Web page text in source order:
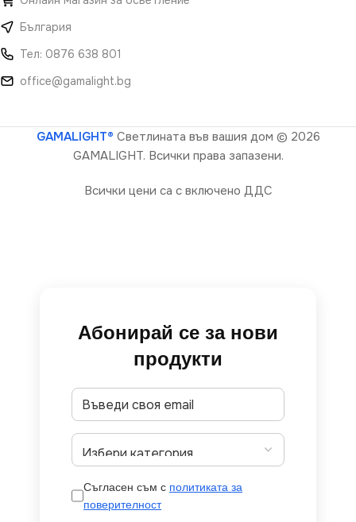
България
Тел: 0876 638 801
office@gamalight.bg
GAMALIGHT® Светлината във вашия дом © 2026
GAMALIGHT. Всички права запазени.
Всички цени са с включено ДДС
Абонирай се за нови
продукти
Съгласен съм с политиката за
поверителност